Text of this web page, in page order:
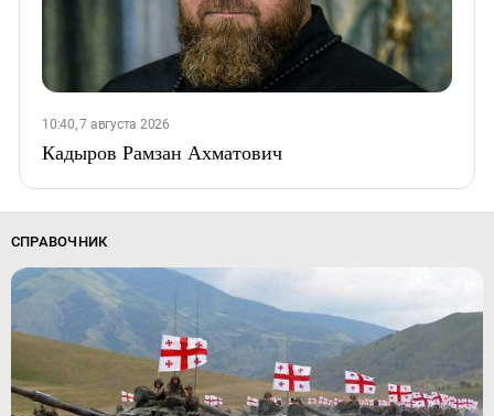
10:40, 7 августа 2026
Кадыров Рамзан Ахматович
СПРАВОЧНИК